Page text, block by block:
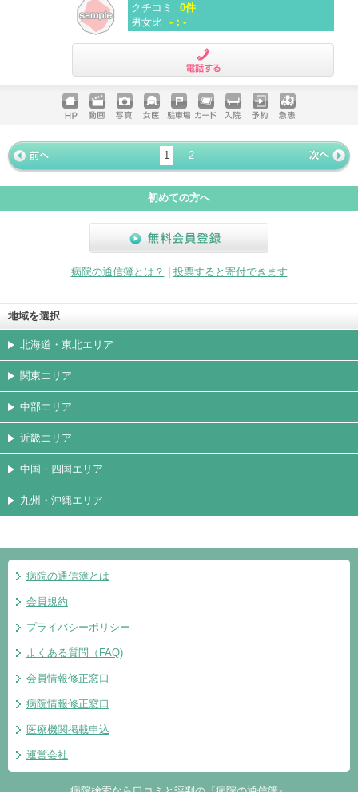
クチコミ
0件
男女比 -：-
ホームペ
ージ
動画 写真 女医 駐車場
クレジッ
トカード
入院 予約 急患
« 前ペー
ジ
1
2
次ページ
»
初めての方へ
病院の通信簿とは？
投票すると寄付できます
地域を選択
北海道・東北エリア
関東エリア
中部エリア
近畿エリア
中国・四国エリア
九州・沖縄エリア
病院の通信簿とは
会員規約
プライバシーポリシー
よくある質問（FAQ)
会員情報修正窓口
病院情報修正窓口
医療機関掲載申込
運営会社